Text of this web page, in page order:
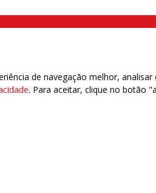
São Paulo/SP | Telefone (11) 2108 9200 -
- Trabalhadores(as) Associados |
de navegação melhor,
. Para aceitar, clique no botão